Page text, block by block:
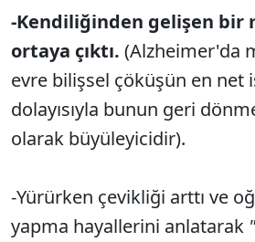
-Kendiliğinden gelişen bir
ortaya çıktı. (Alzheimer'da
evre bilişsel çöküşün en net
dolayısıyla bunun geri
olarak büyüleyicidir).
-Yürürken çevikliği arttı ve
yapma hayallerini anlatarak